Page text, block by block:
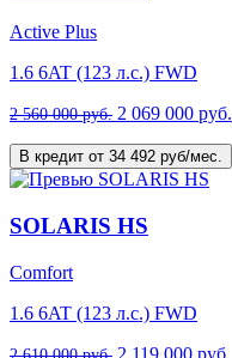
Active Plus
1.6 6AT (123 л.с.) FWD
2 560 000 руб. 2 069 000 руб.
В кредит от 34 492 руб/мес.
SOLARIS HS
Comfort
1.6 6AT (123 л.с.) FWD
2 119 000 руб.